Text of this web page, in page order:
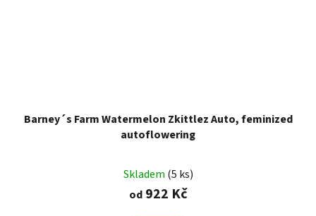
Barney´s Farm Watermelon Zkittlez Auto, feminized
autoflowering
Skladem (5 ks)
od922 Kč